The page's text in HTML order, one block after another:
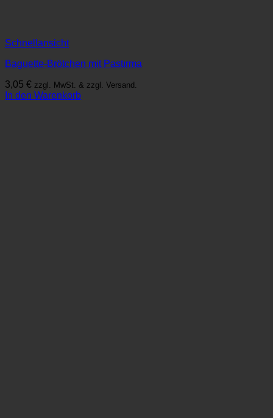
Schnellansicht
Baguette-Brötchen mit Pastırma
3,05 € zzgl. MwSt. & zzgl. Versand.
In den Warenkorb